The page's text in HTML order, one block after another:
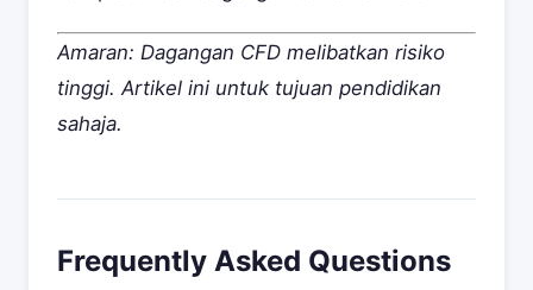
Amaran: Dagangan CFD melibatkan risiko
tinggi. Artikel ini untuk tujuan pendidikan
sahaja.
Frequently Asked Questions